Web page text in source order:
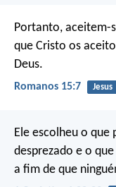
Portanto, aceitem-
que Cristo os
Deus.
Romanos 15:7 Jesus
Ele escolheu o
desprezado e o
a fim de que